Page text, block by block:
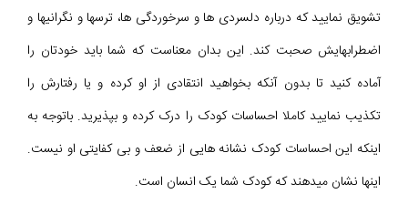
تشویق نمایید که درباره دلسردی ها و سرخوردگی ها، ترسها و نگرانیها و
اضطرابهایش صحبت کند. این بدان معناست که شما باید خودتان را
آماده کنید تا بدون آنکه بخواهید انتقادی از او کرده و یا رفتارش را
تکذیب نمایید کاملا احساسات کودک را درک کرده و بپذیرید. باتوجه به
اینکه این احساسات کودک نشانه هایی از ضعف و بی کفایتی او نیست.
اینها نشان میدهند که کودک شما یک انسان است.